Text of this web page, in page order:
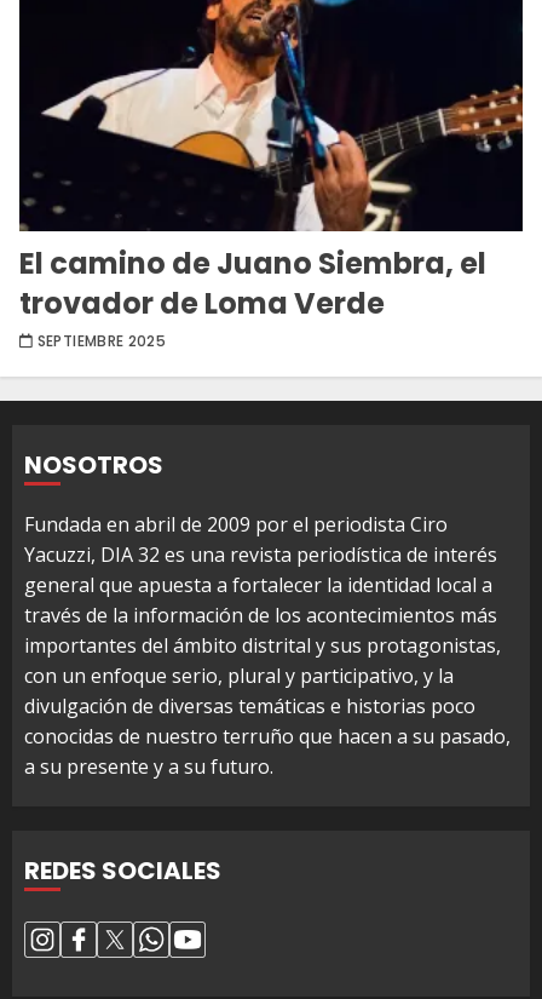
El camino de Juano Siembra, el
trovador de Loma Verde
SEPTIEMBRE 2025
NOSOTROS
Fundada en abril de 2009 por el periodista Ciro
Yacuzzi, DIA 32 es una revista periodística de interés
general que apuesta a fortalecer la identidad local a
través de la información de los acontecimientos más
importantes del ámbito distrital y sus protagonistas,
con un enfoque serio, plural y participativo, y la
divulgación de diversas temáticas e historias poco
conocidas de nuestro terruño que hacen a su pasado,
a su presente y a su futuro.
REDES SOCIALES